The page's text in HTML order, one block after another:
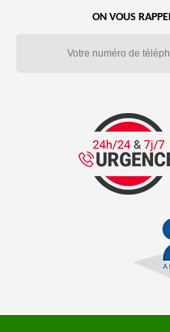
ON VOUS